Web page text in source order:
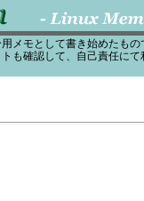
メモとして書き始めたも
も確認して、自己責任に